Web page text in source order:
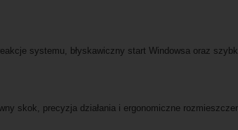
systemu, błyskawiczny start Windowsa oraz
skok, precyzja działania i ergonomiczne